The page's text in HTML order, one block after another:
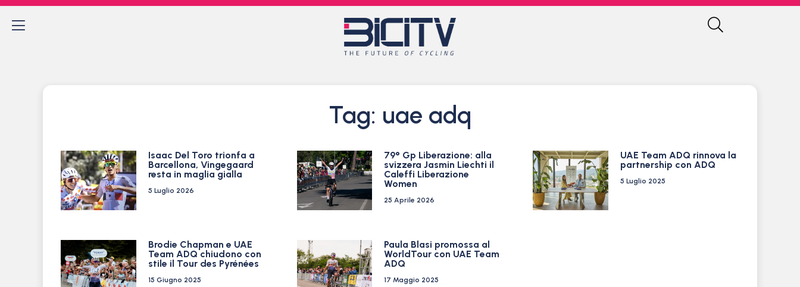
Tag: uae adq
Isaac Del Toro trionfa a
Barcellona, Vingegaard
resta in maglia gialla
5 Luglio 2026
79° Gp Liberazione: alla
svizzera Jasmin Liechti il
Caleffi Liberazione
Women
25 Aprile 2026
UAE Team ADQ rinnova la
partnership con ADQ
5 Luglio 2025
Brodie Chapman e UAE
Team ADQ chiudono con
stile il Tour des Pyrénées
15 Giugno 2025
Paula Blasi promossa al
WorldTour con UAE Team
ADQ
17 Maggio 2025